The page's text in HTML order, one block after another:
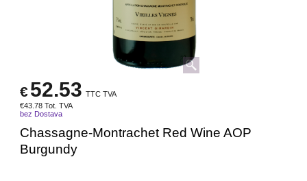
€52.53 TTC TVA
€43.78 Tot. TVA
bez Dostava
Chassagne-Montrachet Red Wine AOP
Burgundy